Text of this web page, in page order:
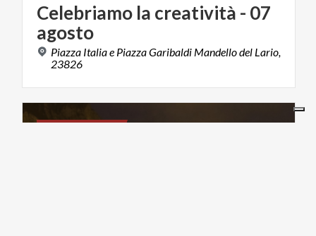
Celebriamo la creatività - 07
agosto
Piazza Italia e Piazza Garibaldi Mandello del Lario,
23826